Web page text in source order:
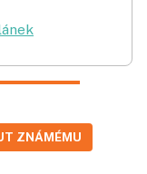
ZNÁMÉMU